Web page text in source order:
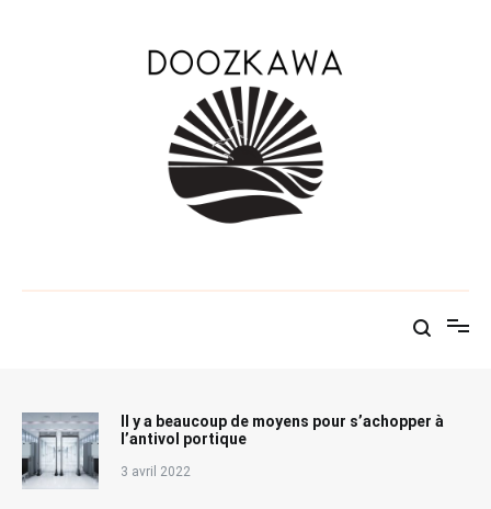
Il y a beaucoup de moyens pour s’achopper à
l’antivol portique
3 avril 2022